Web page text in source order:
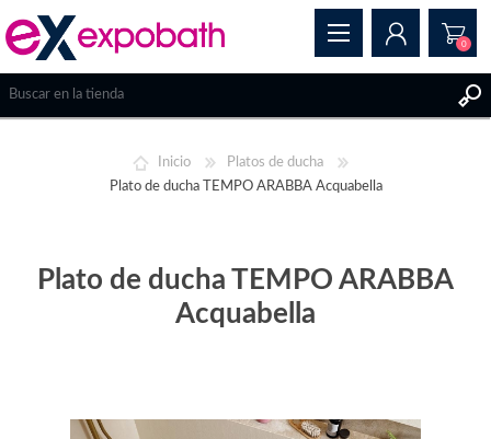
INICIAR SESIÓN
0
Inicio
Platos de ducha
Plato de ducha TEMPO ARABBA Acquabella
Plato de ducha TEMPO ARABBA
Acquabella